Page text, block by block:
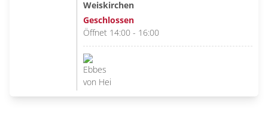
Weiskirchen
Geschlossen
Öffnet 14:00 - 16:00